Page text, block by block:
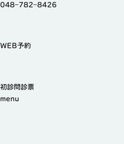
048−782−8426
WEB予約
初診問診票
menu